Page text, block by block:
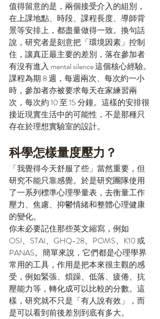
值得留意的是，兩個接受介入的組別，
在上課地點、時段、課程長度、導師背
景等安排上，都盡量做得一致。換句話
說，研究者是刻意把「環境因素」控制
住，讓真正最主要的差別，落在參加者
有沒有進入 mental silence 這個核心經驗。
課程為期 8 週，每週兩次、每次約一小
時，參加者亦被要求每天在家練習兩
次，每次約 10 至 15 分鐘。這樣的安排很
接近現實生活中的可能性，不是那種只
存在於理想實驗室的設計。
科學怎樣量度壓力？
「我覺得今天舒服了些」當然重要，但
研究不能只靠感覺。於是研究團隊使用
了一系列標準心理學量表，去衡量工作
壓力、焦慮、抑鬱情緒和整體心理健康
的變化。
你未必要記住那些英文縮寫，例如
OSI、STAI、GHQ-28、POMS、K10 或
PANAS。簡單來說，它們都是心理學界
常用的工具，作用是把本來很主觀的感
受，例如緊張、煩躁、低落、疲倦、抗
壓能力等，轉化成可以比較的分數。這
樣，研究就不只是「有人說有效」，而
是可以看到前後差別到底有多大。